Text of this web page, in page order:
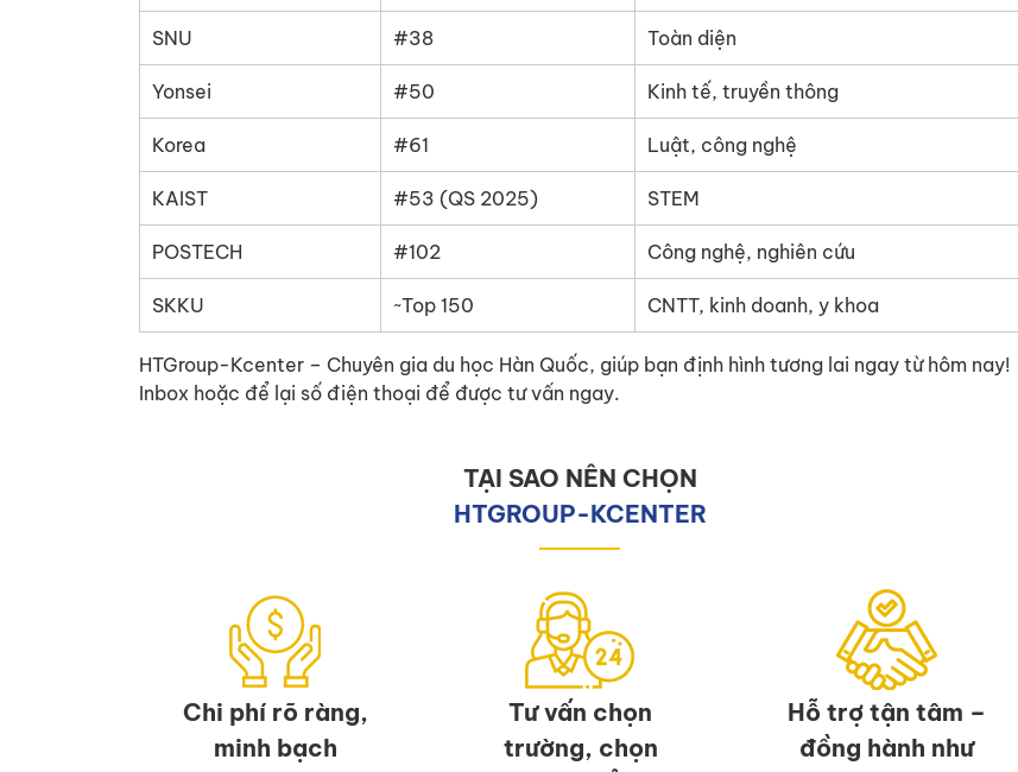
SNU #38 Toàn diện
Yonsei #50 Kinh tế, truyền thông
Korea #61 Luật, công nghệ
KAIST #53 (QS 2025) STEM
POSTECH #102 Công nghệ, nghiên cứu
SKKU ~Top 150 CNTT, kinh doanh, y khoa
HTGroup-Kcenter – Chuyên gia du học Hàn Quốc, giúp bạn định hình tương lai ngay từ hôm nay!
Inbox hoặc để lại số điện thoại để được tư vấn ngay.
TẠI SAO NÊN CHỌN
HTGROUP-KCENTER
Chi phí rõ ràng,
minh bạch
Tư vấn chọn
trường, chọn
Hỗ trợ tận tâm –
đồng hành như